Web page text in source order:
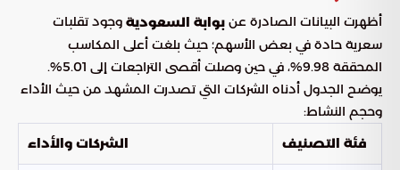
أظهرت البيانات الصادرة عن بوابة السعودية وجود تقلبات
سعرية حادة في بعض الأسهم؛ حيث بلغت أعلى المكاسب
المحققة 9.98%، في حين وصلت أقصى التراجعات إلى 5.01%.
يوضح الجدول أدناه الشركات التي تصدرت المشهد من حيث الأداء
وحجم النشاط:
فئة التصنيف
الشركات والأداء